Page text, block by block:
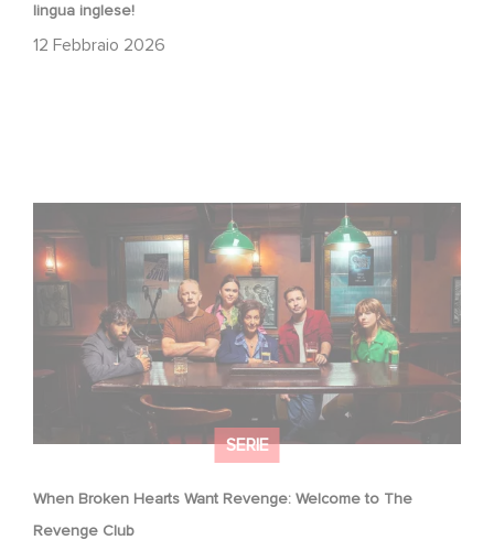
lingua inglese!
12 Febbraio 2026
SERIE
When Broken Hearts Want Revenge: Welcome to The
Revenge Club
When Broken Hearts Want Revenge: Welcome to The
Revenge Club